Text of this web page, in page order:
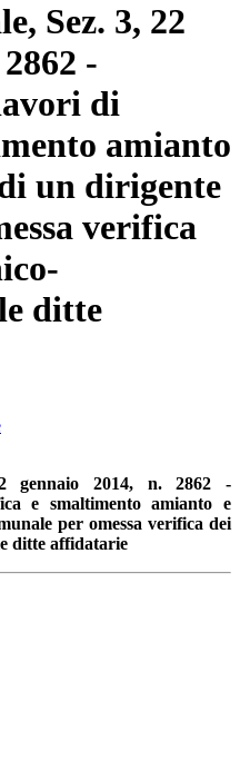
Sez. 3, 22
-
di
amianto
un dirigente
verifica
ditte
gennaio 2014, n. 2862 -
e smaltimento amianto e
per omessa verifica dei
ditte affidatarie